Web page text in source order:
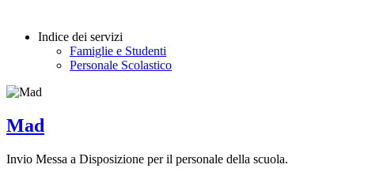
Indice dei servizi
Famiglie e Studenti
Personale Scolastico
Mad
Invio Messa a Disposizione per il personale della scuola.